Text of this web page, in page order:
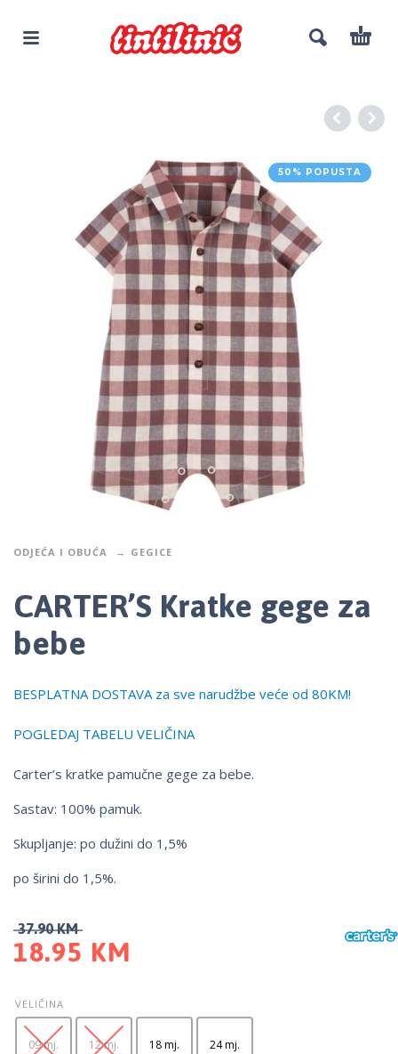
50% POPUSTA
ODJEĆA I OBUĆA GEGICE
CARTER’S Kratke gege za
bebe
BESPLATNA DOSTAVA za sve narudžbe veće od 80KM!
POGLEDAJ TABELU VELIČINA
Carter’s kratke pamučne gege za bebe.
Sastav: 100% pamuk.
Skupljanje: po dužini do 1,5%
po širini do 1,5%.
37.90KM
18.95 KM
VELIČINA
09 mj. 12 mj. 18 mj. 24 mj.